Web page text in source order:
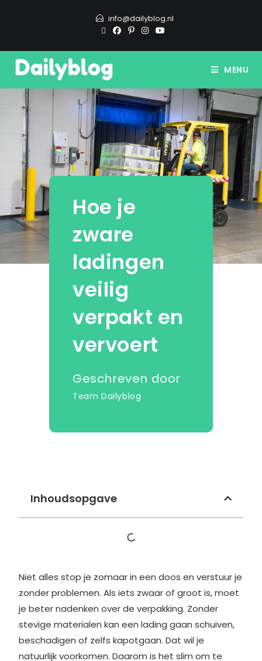
info@dailyblog.nl
MENU
Hoe je
zware
ladingen
veilig
verpakt en
vervoert
Geschreven door
Team Dailyblog
Inhoudsopgave
Niet alles stop je zomaar in een doos en verstuur je
zonder problemen. Als iets zwaar of groot is, moet
je beter nadenken over de verpakking. Zonder
stevige materialen kan een lading gaan schuiven,
beschadigen of zelfs kapotgaan. Dat wil je
natuurlijk voorkomen. Daarom is het slim om te